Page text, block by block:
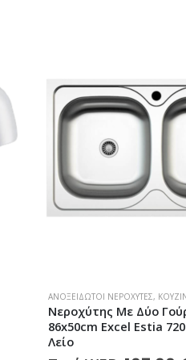
ΑΝΟΞΕΊΔΩΤΟΙ ΝΕΡΟΧΎΤΕΣ,
Νεροχύτης Ένθετος
Μονός 50×50,5cm
720MAS382 Inox Λείο